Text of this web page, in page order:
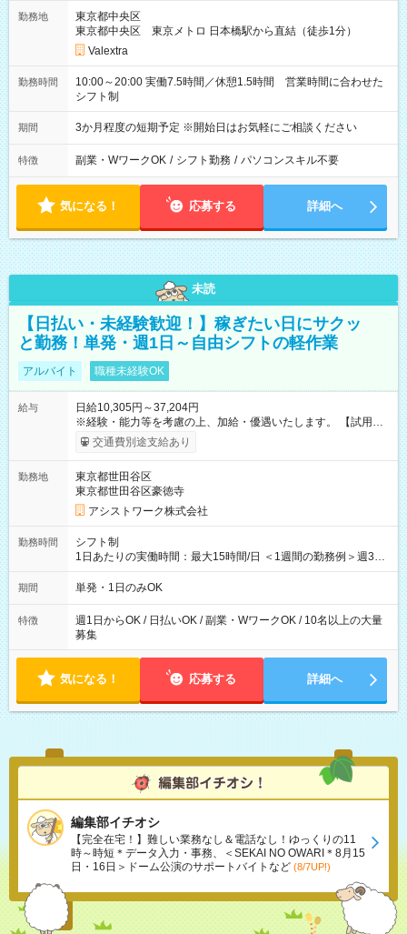
勤務地
東京都中央区
東京都中央区 東京メトロ 日本橋駅から直結（徒歩1分）
Valextra
勤務時間
10:00～20:00 実働7.5時間／休憩1.5時間 営業時間に合わせた
シフト制
期間 3か月程度の短期予定 ※開始日はお気軽にご相談ください
特徴 副業・WワークOK / シフト勤務 / パソコンスキル不要
気になる！ 応募する 詳細へ
未読
【日払い・未経験歓迎！】稼ぎたい日にサクッ
と勤務！単発・週1日～自由シフトの軽作業
アルバイト 職種未経験OK
給与
日給10,305円～37,204円
※経験・能力等を考慮の上、加給・優遇いたします。 【試用期
間】試用期間なし
交通費別途支給あり
勤務地
東京都世田谷区
東京都世田谷区豪徳寺
アシストワーク株式会社
勤務時間
シフト制
1日あたりの実働時間：最大15時間/日 ＜1週間の勤務例＞週3回
勤務 勤務：月・水・金 休み：火・木・土・日 好きな時にお仕事
可能です！ ※1日あたりの最大実働時間は日勤、夜勤共に勤務し
期間 単発・1日のみOK
特徴
週1日からOK / 日払いOK / 副業・WワークOK / 10名以上の大量
募集
気になる！ 応募する 詳細へ
編集部イチオシ
【完全在宅！】難しい業務なし＆電話なし！ゆっくりの11
時～時短＊データ入力・事務、＜SEKAI NO OWARI＊8月15
日・16日＞ドーム公演のサポートバイトなど (8/7UP!)